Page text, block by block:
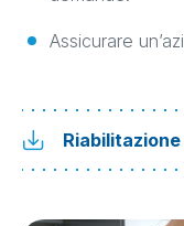
Assicurare